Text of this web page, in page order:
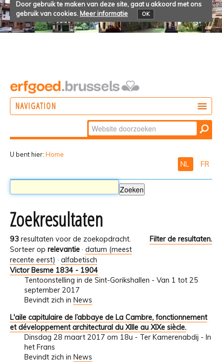
Door gebruik te maken van deze site, gaat u akkoord met ons
gebruik van cookies. Meer informatie OK
NAVIGATION
Zoek
Geavanceerd
U bent hier: Home
NL FR
Zoekresultaten
93 resultaten voor de zoekopdracht.
Filter de resultaten.
Sorteer op relevantie · datum (meest
recente eerst) · alfabetisch
Victor Besme 1834 - 1904
Tentoonstelling in de Sint-Gorikshallen - Van 1 tot 25
september 2017
Bevindt zich in News
L'aile capitulaire de l’abbaye de La Cambre, fonctionnement
et développement architectural du XIIIe au XIXe siècle.
Dinsdag 28 maart 2017 om 18u - Ter Kamerenabdij - In
het Frans
Bevindt zich in News